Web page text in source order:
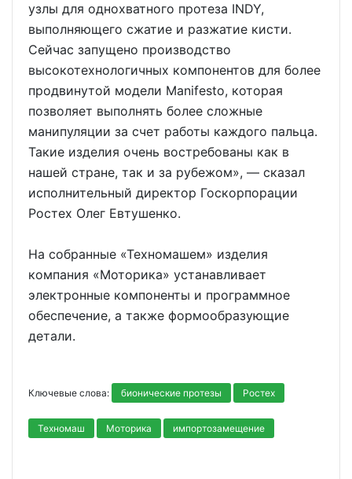
узлы для однохватного протеза INDY,
выполняющего сжатие и разжатие кисти.
Сейчас запущено производство
высокотехнологичных компонентов для более
продвинутой модели Manifesto, которая
позволяет выполнять более сложные
манипуляции за счет работы каждого пальца.
Такие изделия очень востребованы как в
нашей стране, так и за рубежом», — сказал
исполнительный директор Госкорпорации
Ростех Олег Евтушенко.
На собранные «Техномашем» изделия
компания «Моторика» устанавливает
электронные компоненты и программное
обеспечение, а также формообразующие
детали.
Ключевые слова: бионические протезы Ростех
Техномаш Моторика импортозамещение